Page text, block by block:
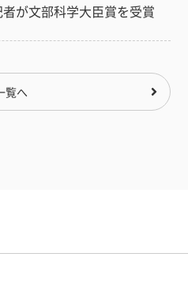
が文部科学大臣賞を受賞
覧へ